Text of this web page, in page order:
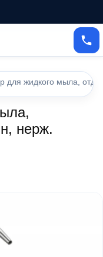
для жидкого мыла,
нерж.